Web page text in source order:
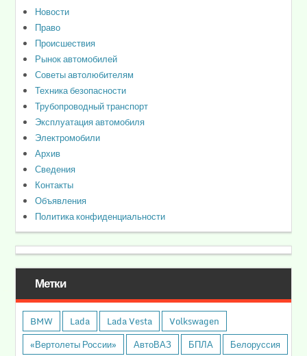
Новости
Право
Происшествия
Рынок автомобилей
Советы автолюбителям
Техника безопасности
Трубопроводный транспорт
Эксплуатация автомобиля
Электромобили
Архив
Сведения
Контакты
Объявления
Политика конфиденциальности
Метки
BMW Lada Lada Vesta
Volkswagen
«Вертолеты России»
АвтоВАЗ БПЛА
Белоруссия